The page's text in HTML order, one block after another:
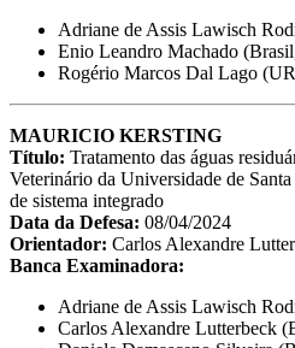
Adriane de Assis Lawisch
Enio Leandro Machado
Rogério Marcos Dal Lago
MAURICIO KERSTING
Título: Tratamento das águas
Veterinário da Universidade de
de sistema integrado
Data da Defesa: 08/04/2024
Orientador: Carlos Alexandre
Banca Examinadora:
Adriane de Assis Lawisch
Carlos Alexandre Lutterbeck